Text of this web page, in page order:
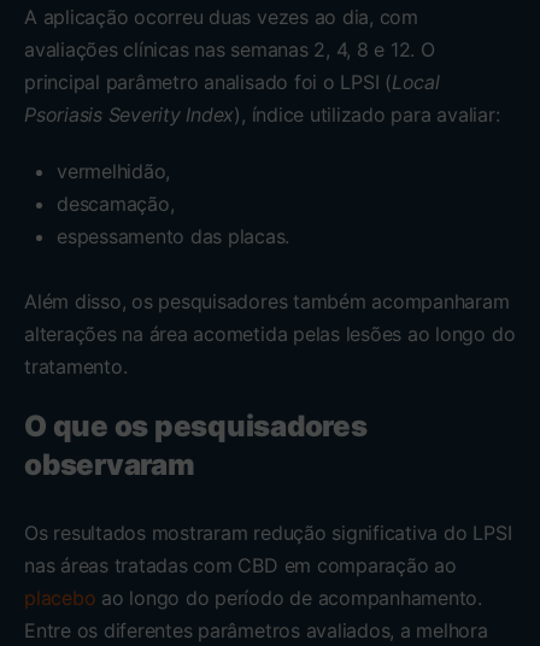
A aplicação ocorreu duas vezes ao dia, com
avaliações clínicas nas semanas 2, 4, 8 e 12. O
principal parâmetro analisado foi o LPSI (Local
Psoriasis Severity Index), índice utilizado para avaliar:
vermelhidão,
descamação,
espessamento das placas.
Além disso, os pesquisadores também acompanharam
alterações na área acometida pelas lesões ao longo do
tratamento.
O que os pesquisadores
observaram
Os resultados mostraram redução significativa do LPSI
nas áreas tratadas com CBD em comparação ao
placebo ao longo do período de acompanhamento.
Entre os diferentes parâmetros avaliados, a melhora